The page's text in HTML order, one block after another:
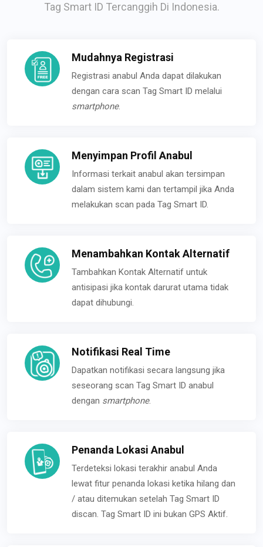
Tag Smart ID Tercanggih Di Indonesia.
Mudahnya Registrasi
Registrasi anabul Anda dapat dilakukan
dengan cara scan Tag Smart ID melalui
smartphone.
Menyimpan Profil Anabul
Informasi terkait anabul akan tersimpan
dalam sistem kami dan tertampil jika Anda
melakukan scan pada Tag Smart ID.
Menambahkan Kontak Alternatif
Tambahkan Kontak Alternatif untuk
antisipasi jika kontak darurat utama tidak
dapat dihubungi.
Notifikasi Real Time
Dapatkan notifikasi secara langsung jika
seseorang scan Tag Smart ID anabul
dengan smartphone.
Penanda Lokasi Anabul
Terdeteksi lokasi terakhir anabul Anda
lewat fitur penanda lokasi ketika hilang dan
/ atau ditemukan setelah Tag Smart ID
discan. Tag Smart ID ini bukan GPS Aktif.